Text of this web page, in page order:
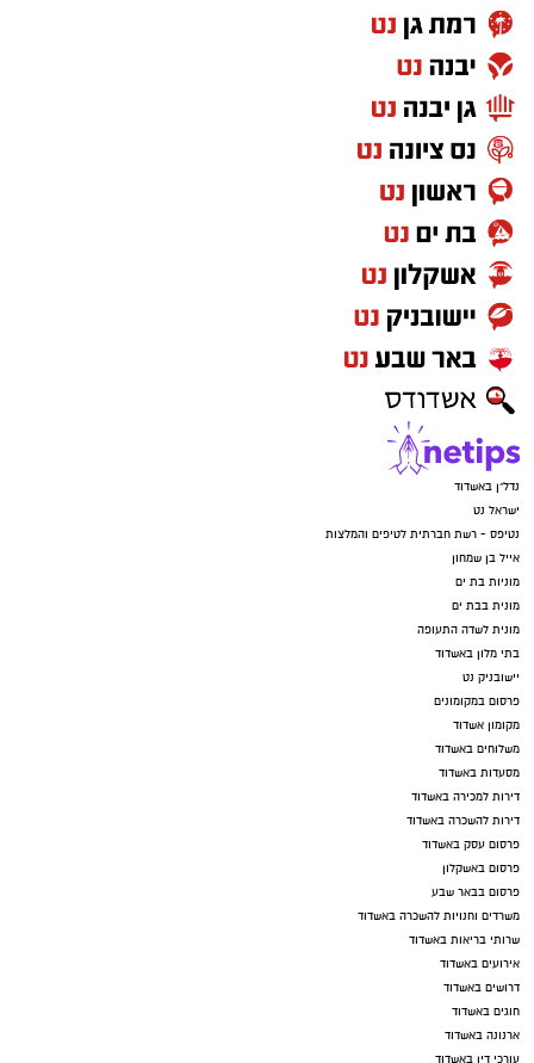
נדל"ן באשדוד
ישראל נט
נטיפס - רשת חברתית לטיפים והמלצות
אייל בן שמחון
מוניות בת ים
מונית בבת ים
מונית לשדה התעופה
בתי מלון באשדוד
יישובניק נט
פרסום במקומונים
מקומון אשדוד
משלוחים באשדוד
מסעדות באשדוד
דירות למכירה באשדוד
דירות להשכרה באשדוד
פרסום עסק באשדוד
פרסום באשקלון
פרסום בבאר שבע
משרדים וחנויות להשכרה באשדוד
שרותי בריאות באשדוד
אירועים באשדוד
דרושים באשדוד
חוגים באשדוד
ארנונה באשדוד
עורכי דין באשדוד